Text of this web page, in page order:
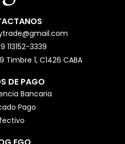
113152-3339
Timbre 1, C1426 CABA
DE PAGO
Bancaria
Pago